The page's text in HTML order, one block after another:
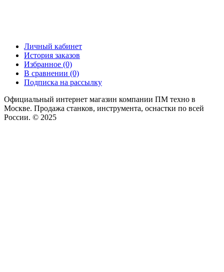
Личный кабинет
История заказов
Избранное (0)
В сравнении (0)
Подписка на рассылку
Официальный интернет магазин компании ПМ техно в
Москве. Продажа станков, инструмента, оснастки по всей
России. © 2025